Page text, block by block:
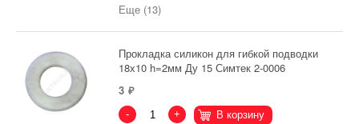
Еще (13)
Прокладка силикон для гибкой подводки
18х10 h=2мм Ду 15 Симтек 2-0006
3
- + В корзину